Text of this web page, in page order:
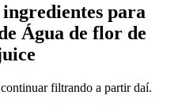
para
Água de flor de
filtrando a partir daí.